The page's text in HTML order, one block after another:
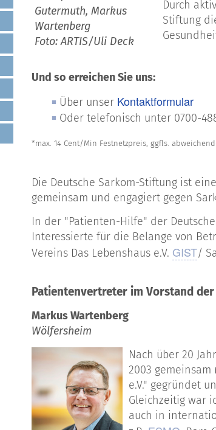
Gutermuth, Markus
Wartenberg
Foto: ARTIS/Uli Deck
Durch
Stiftung
Und so erreichen Sie uns:
Über unser Kontaktformular
Oder telefonisch unter 0700-
*max. 14 Cent/Min Festnetzpreis, ggfls.
Die Deutsche Sarkom-Stiftung ist
gemeinsam und engagiert gegen
In der "Patienten-Hilfe" der
Interessierte für die Belange von
Vereins Das Lebenshaus e.V. GIST/
Patientenvertreter im Vorstand
Markus Wartenberg
Wölfersheim
Nach über 20
2003
e.V." gegründet
Gleichzeitig war
auch in